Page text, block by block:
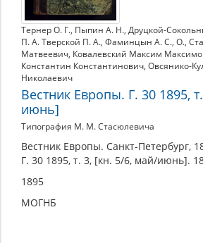
Тернер О. Г., Пыпин А. Н., Друцкой-
П. А. Тверской П. А., Фаминцын А. С., О.,
Матвеевич, Ковалевский Максим
Константин Константинович, Овсянико-
Николаевич
Вестник Европы. Г. 30 1895,
июнь]
Типография М. М. Стасюлевича
Вестник Европы. Санкт-Петербург,
Г. 30 1895, т. 3, [кн. 5/6, май/июнь].
1895
МОГНБ